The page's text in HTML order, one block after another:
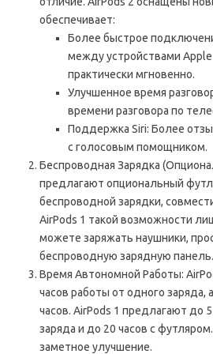
обеспечивает:
Более быстрое
между устройствами
практически мгновенно.
Улучшенное время
времени разговора по
Поддержка Siri: Более
с голосовым помощником.
Беспроводная Зарядка
предлагают опциональный
беспроводной зарядки,
AirPods 1 такой возможности
можете заряжать наушники,
беспроводную зарядную панель.
Время Автономной Работы:
часов работы от одного заряда,
часов. AirPods 1 предлагают до
заряда и до 20 часов с
заметное улучшение.